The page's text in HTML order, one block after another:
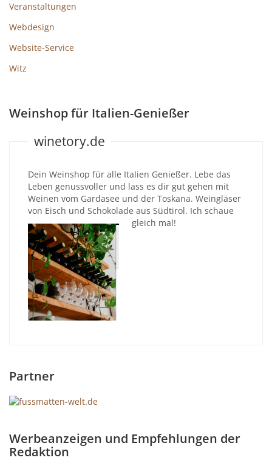
Veranstaltungen
Webdesign
Website-Service
Witz
Weinshop für Italien-Genießer
winetory.de
Dein Weinshop für alle Italien Genießer. Lebe das
Leben genussvoller und lass es dir gut gehen mit
Weinen vom Gardasee und der Toskana. Weingläser
von Eisch und Schokolade aus Südtirol. Ich schaue
gleich mal!
Partner
Werbeanzeigen und Empfehlungen der
Redaktion